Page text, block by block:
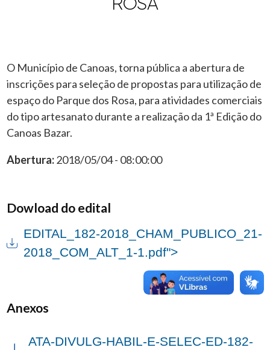
O Município de Canoas, torna pública a abertura de
inscrições para seleção de propostas para utilização de
espaço do Parque dos Rosa, para atividades comerciais
do tipo artesanato durante a realização da 1ª Edição do
Canoas Bazar.
Abertura:2018/05/04 - 08:00:00
Dowload do edital
EDITAL_182-2018_CHAM_PUBLICO_21-
2018_COM_ALT_1-1.pdf">
Anexos
ATA-DIVULG-HABIL-E-SELEC-ED-182-